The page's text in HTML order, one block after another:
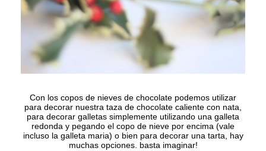
Con los copos de nieves de chocolate podemos utilizar
para decorar nuestra taza de chocolate caliente con nata,
para decorar galletas simplemente utilizando una galleta
redonda y pegando el copo de nieve por encima (vale
incluso la galleta maria) o bien para decorar una tarta, hay
muchas opciones. basta imaginar!